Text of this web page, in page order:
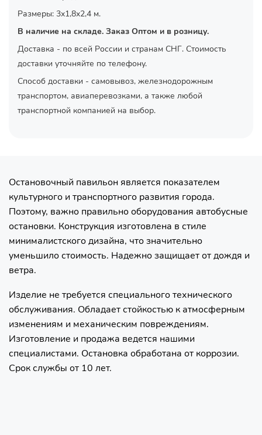
Размеры: 3x1,8x2,4 м.
В наличие на складе. Заказ Оптом и в розницу.
Доставка - по всей России и странам СНГ. Стоимость
доставки уточняйте по телефону.
Способ доставки - самовывоз, железнодорожным
транспортом, авиаперевозками, а также любой
транспортной компанией на выбор.
Остановочный павильон является показателем
культурного и транспортного развития города.
Поэтому, важно правильно оборудования автобусные
остановки. Конструкция изготовлена в стиле
минималистского дизайна, что значительно
уменьшило стоимость. Надежно защищает от дождя и
ветра.
Изделие не требуется специального технического
обслуживания. Обладает стойкостью к атмосферным
изменениям и механическим повреждениям.
Изготовление и продажа ведется нашими
специалистами. Остановка обработана от коррозии.
Срок службы от 10 лет.